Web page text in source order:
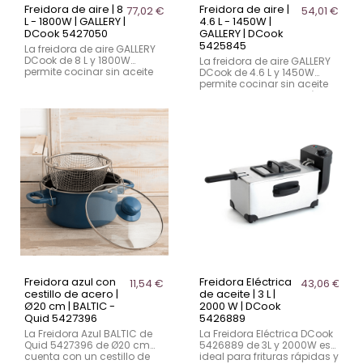
Freidora de aire | 8
L - 1800W | GALLERY |
DCook 5427050
77,02 €
La freidora de aire GALLERY
DCook de 8 L y 1800W
permite cocinar sin aceite
programas
preconfigurados, pantalla
digital táctil y temperatura
regulable (80-200ºC), ideal
para preparar recetas
saludables de manera
sencilla y eficiente.
Freidora de aire |
4.6 L - 1450W |
GALLERY | DCook
5425845
54,01 €
La freidora de aire GALLERY
DCook de 4.6 L y 1450W
permite cocinar sin aceite
gracias a su tecnología de
regulable (80-200ºC), es
ideal para preparar todo
tipo de recetas de forma
saludable y sencilla.
Freidora azul con
cestillo de acero |
Ø20 cm | BALTIC -
Quid 5427396
11,54 €
La Freidora Azul BALTIC de
Quid 5427396 de Ø20 cm
cuenta con un cestillo de
Freidora Eléctrica
de aceite | 3 L |
2000 W | DCook
5426889
43,06 €
La Freidora Eléctrica DCook
5426889 de 3L y 2000W es
ideal para frituras rápidas y